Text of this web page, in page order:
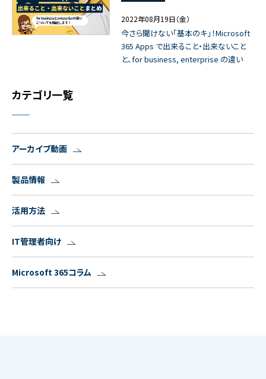
2022年08月19日（金）
今さら聞けない「基本のキ」！Microsoft
365 Apps で出来ること・出来ないこと
と、for business, enterprise の違い
カテゴリ一覧
アーカイブ動画
製品情報
活用方法
IT管理者向け
Microsoft 365コラム